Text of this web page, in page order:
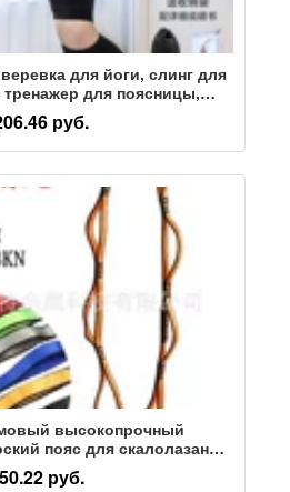
для йоги, слинг для
для поясницы,
для растяжки, стойка
веревка для йоги
руб.
высокопрочный
пояс для скалолазания,
из хризантем, пояс для
гамак, плоский пояс
50.22 руб.